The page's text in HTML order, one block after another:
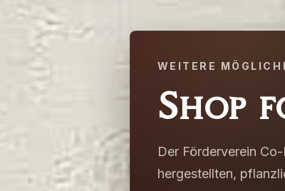
WEITERE
Shop
Der Förderverein
hergestellten,